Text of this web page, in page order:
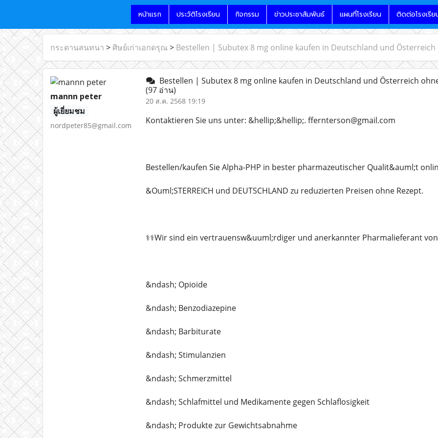
หน้าแรก ประวัติโรงเรียน กิจกรรม ข่าวประชาสัมพันธ์ แผนที่โรงเรียน ติดต่อโรงเรีย
กระดานสนทนา > ศิษย์เก่าเอกดรุณ > Bestellen | Subutex 8 mg online kaufen in Deutschland und Österreich
mannn peter
ผู้เยี่ยมชม
nordpeter85@gmail.com
Bestellen | Subutex 8 mg online kaufen in Deutschland und Österreich
(97 อ่าน)
20 ส.ค. 2568 19:19
Kontaktieren Sie uns unter: &hellip;&hellip;. ffernterson@gmail.com
Bestellen/kaufen Sie Alpha-PHP in bester pharmazeutischer Qualit&auml;t
&Ouml;STERREICH und DEUTSCHLAND zu reduzierten Preisen ohne Rezept.
⚕️⚕️Wir sind ein vertrauensw&uuml;rdiger und anerkannter Pharmalieferant
&ndash; Opioide
&ndash; Benzodiazepine
&ndash; Barbiturate
&ndash; Stimulanzien
&ndash; Schmerzmittel
&ndash; Schlafmittel und Medikamente gegen Schlaflosigkeit
&ndash; Produkte zur Gewichtsabnahme